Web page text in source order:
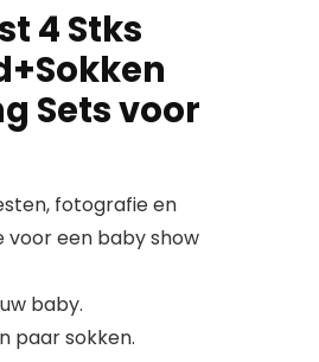
4 Stks
Sets voor
fotografie en
voor een baby show
baby.
paar sokken.